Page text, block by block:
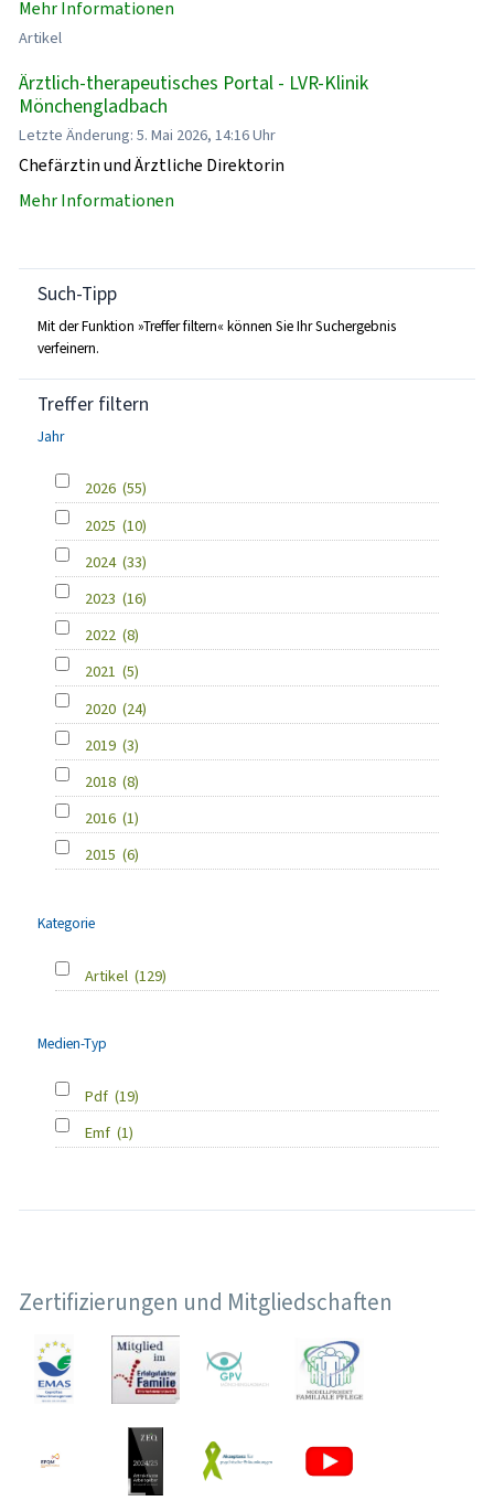
Mehr Informationen
Artikel
Ärztlich-therapeutisches Portal - LVR-Klinik
Mönchengladbach
Letzte Änderung: 5. Mai 2026, 14:16 Uhr
Chefärztin und Ärztliche Direktorin
Mehr Informationen
Such-Tipp
Mit der Funktion »Treffer filtern« können Sie Ihr Suchergebnis
verfeinern.
Treffer filtern
Jahr
2026 (55)
2025 (10)
2024 (33)
2023 (16)
2022 (8)
2021 (5)
2020 (24)
2019 (3)
2018 (8)
2016 (1)
2015 (6)
Kategorie
Artikel (129)
Medien-Typ
Pdf (19)
Emf (1)
Zertifizierungen und Mitgliedschaften